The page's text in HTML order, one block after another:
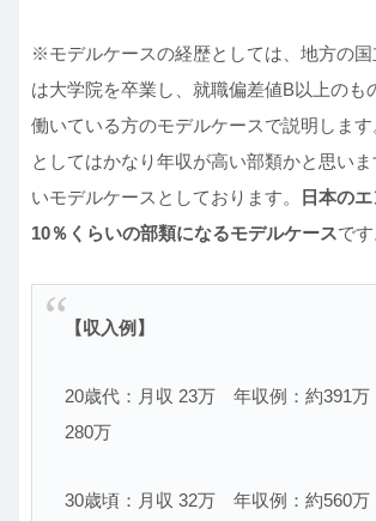
※モデルケースの経歴としては、地方の国
は大学院を卒業し、就職偏差値B以上のも
働いている方のモデルケースで説明しま
としてはかなり年収が高い部類かと思い
いモデルケースとしております。
日本の
10％くらいの部類になるモデルケースです
【収入例】
20歳代：月収 23万 年収例：約391
280万
30歳頃：月収 32万 年収例：約560